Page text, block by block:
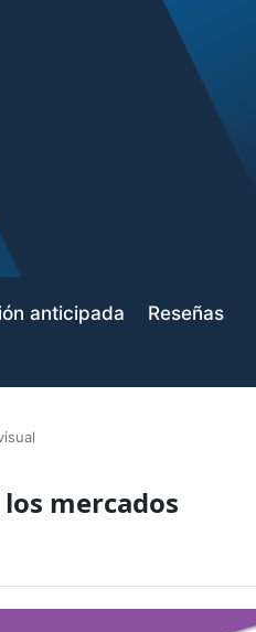
anticipada Reseñas
mercados